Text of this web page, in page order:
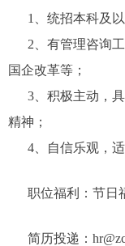
1、统招本科及
2、有管理咨询
国企改革等；
3、积极主动，
精神；
4、自信乐观，适
职位福利：节日
简历投递：